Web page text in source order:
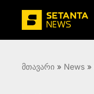
მთავარი » News »